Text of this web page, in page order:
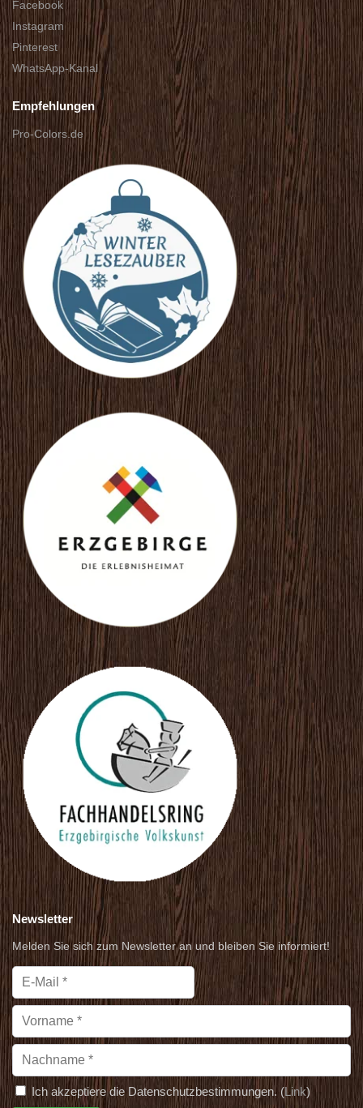
Facebook
Instagram
Pinterest
WhatsApp-Kanal
Empfehlungen
Pro-Colors.de
Newsletter
Melden Sie sich zum Newsletter an und bleiben Sie informiert!
Ich akzeptiere die Datenschutzbestimmungen. (Link)